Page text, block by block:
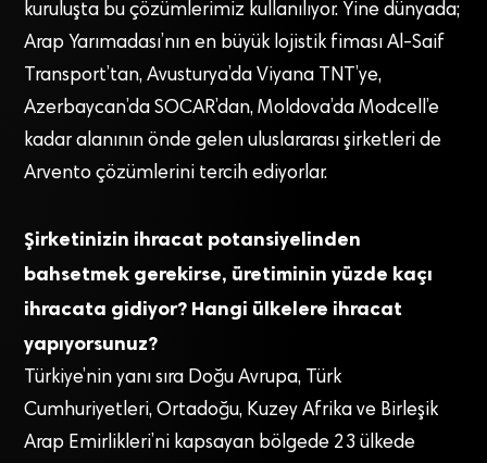
kuruluşta bu çözümlerimiz kullanılıyor. Yine dünyada;
Arap Yarımadası’nın en büyük lojistik fiması Al-Saif
Transport’tan, Avusturya’da Viyana TNT’ye,
Azerbaycan’da SOCAR’dan, Moldova’da Modcell’e
kadar alanının önde gelen uluslararası şirketleri de
Arvento çözümlerini tercih ediyorlar.
Şirketinizin ihracat potansiyelinden
bahsetmek gerekirse, üretiminin yüzde kaçı
ihracata gidiyor? Hangi ülkelere ihracat
yapıyorsunuz?
Türkiye’nin yanı sıra Doğu Avrupa, Türk
Cumhuriyetleri, Ortadoğu, Kuzey Afrika ve Birleşik
Arap Emirlikleri’ni kapsayan bölgede 23 ülkede